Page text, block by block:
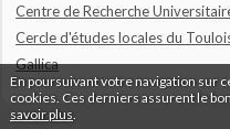
En poursuivant votre navigation sur
cookies. Ces derniers assurent le
savoir plus
Centre de Recherche
Cercle d'études locales du
Gallica